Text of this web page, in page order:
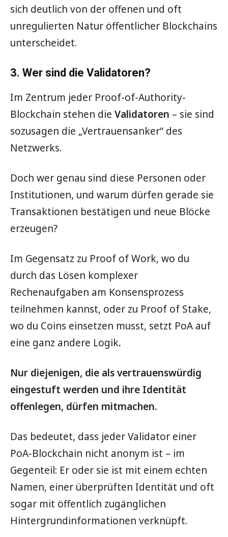
sich deutlich von der offenen und oft
unregulierten Natur öffentlicher Blockchains
unterscheidet.
3. Wer sind die Validatoren?
Im Zentrum jeder Proof-of-Authority-
Blockchain stehen die Validatoren – sie sind
sozusagen die „Vertrauensanker“ des
Netzwerks.
Doch wer genau sind diese Personen oder
Institutionen, und warum dürfen gerade sie
Transaktionen bestätigen und neue Blöcke
erzeugen?
Im Gegensatz zu Proof of Work, wo du
durch das Lösen komplexer
Rechenaufgaben am Konsensprozess
teilnehmen kannst, oder zu Proof of Stake,
wo du Coins einsetzen musst, setzt PoA auf
eine ganz andere Logik.
Nur diejenigen, die als vertrauenswürdig
eingestuft werden und ihre Identität
offenlegen, dürfen mitmachen.
Das bedeutet, dass jeder Validator einer
PoA-Blockchain nicht anonym ist – im
Gegenteil: Er oder sie ist mit einem echten
Namen, einer überprüften Identität und oft
sogar mit öffentlich zugänglichen
Hintergrundinformationen verknüpft.